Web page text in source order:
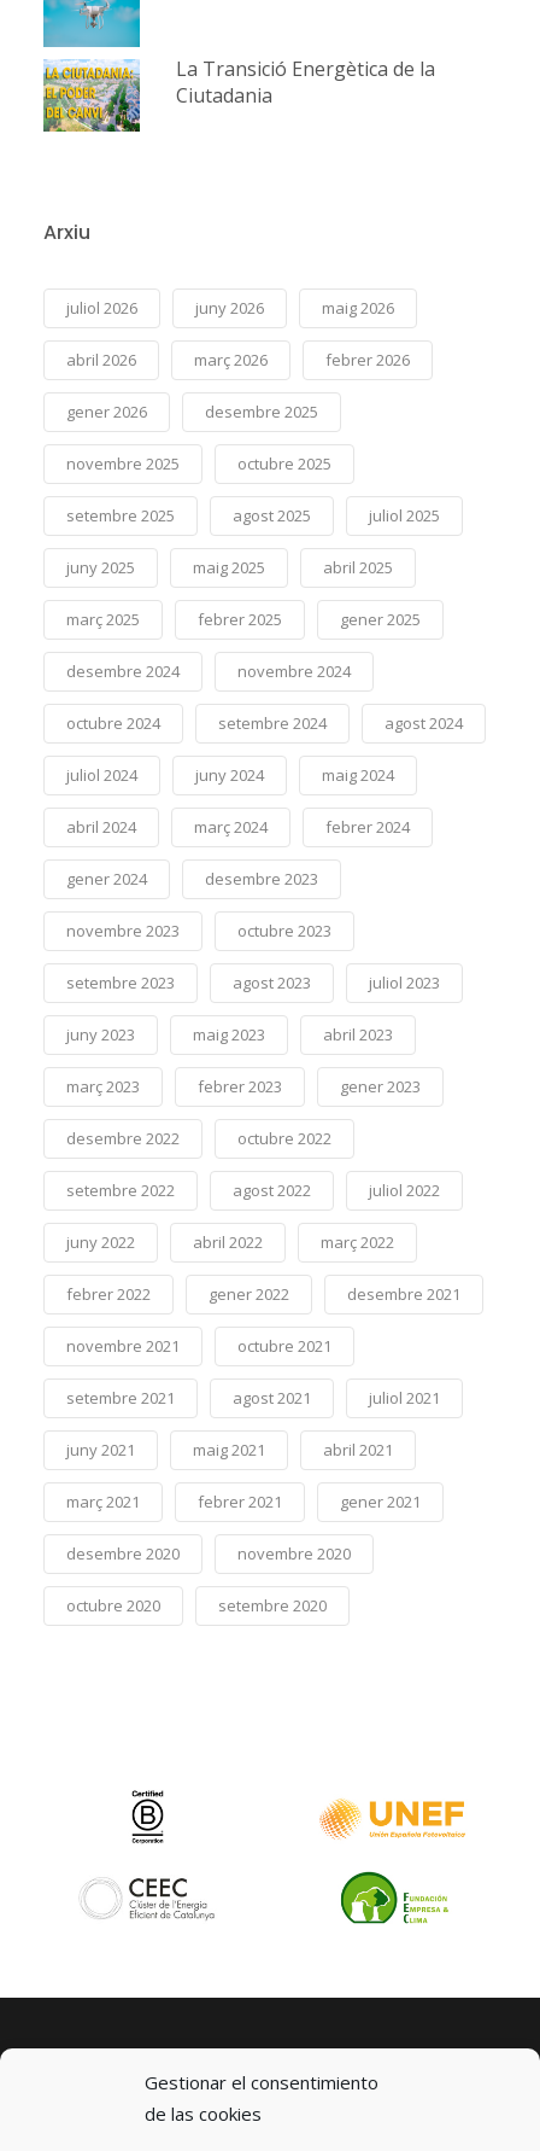
Gestionar el consentimiento
de las cookies
La Transició Energètica de la
Ciutadania
Arxiu
juliol 2026 juny 2026 maig 2026
abril 2026 març 2026 febrer 2026
gener 2026 desembre 2025
novembre 2025 octubre 2025
setembre 2025 agost 2025 juliol 2025
juny 2025 maig 2025 abril 2025
març 2025 febrer 2025 gener 2025
desembre 2024 novembre 2024
octubre 2024 setembre 2024 agost 2024
juliol 2024 juny 2024 maig 2024
abril 2024 març 2024 febrer 2024
gener 2024 desembre 2023
novembre 2023 octubre 2023
setembre 2023 agost 2023 juliol 2023
juny 2023 maig 2023 abril 2023
març 2023 febrer 2023 gener 2023
desembre 2022 octubre 2022
setembre 2022 agost 2022 juliol 2022
juny 2022 abril 2022 març 2022
febrer 2022 gener 2022 desembre 2021
novembre 2021 octubre 2021
setembre 2021 agost 2021 juliol 2021
juny 2021 maig 2021 abril 2021
març 2021 febrer 2021 gener 2021
desembre 2020 novembre 2020
octubre 2020 setembre 2020